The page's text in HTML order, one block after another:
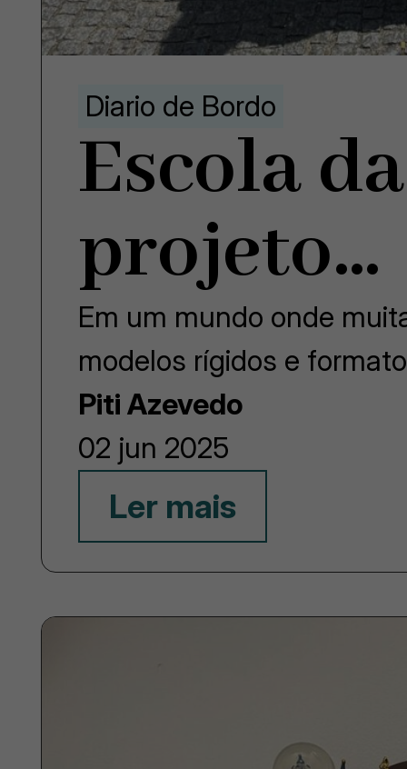
Diario de Bordo
Escola
projeto…
Em um mundo onde
modelos rígidos e
Piti Azevedo
02 jun 2025
Ler mais